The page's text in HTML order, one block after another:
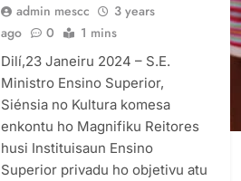
admin mescc
3 years
ago
0 1 mins
Dilí,23 Janeiru 2024 – S.E.
Ministro Ensino Superior,
Siénsia no Kultura komesa
enkontu ho Magnifiku Reitores
husi Instituisaun Ensino
Superior privadu ho objetivu atu